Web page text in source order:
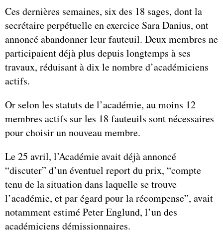
Ces dernières semaines, six des 18 sages, dont la
secrétaire perpétuelle en exercice Sara Danius, ont
annoncé abandonner leur fauteuil. Deux membres ne
participaient déjà plus depuis longtemps à ses
travaux, réduisant à dix le nombre d’académiciens
actifs.
Or selon les statuts de l’académie, au moins 12
membres actifs sur les 18 fauteuils sont nécessaires
pour choisir un nouveau membre.
Le 25 avril, l’Académie avait déjà annoncé
“discuter” d’un éventuel report du prix, “compte
tenu de la situation dans laquelle se trouve
l’académie, et par égard pour la récompense”, avait
notamment estimé Peter Englund, l’un des
académiciens démissionnaires.